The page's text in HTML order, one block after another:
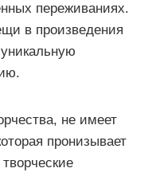
переживаниях.
в произведения
не имеет
пронизывает